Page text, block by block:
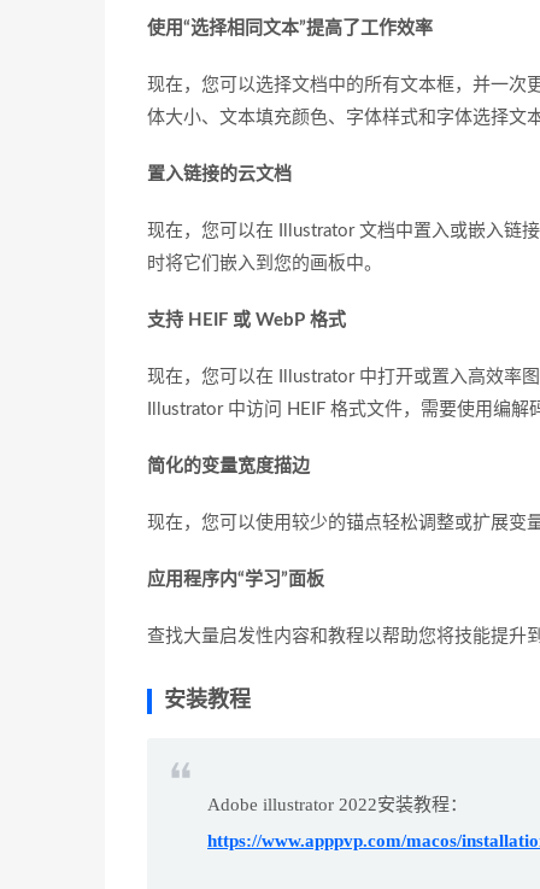
使用“选择相同文本”提高了工作效率
现在，您可以选择文档中的所有文本框，并一次
体大小、文本填充颜色、字体样式和字体选择文
置入链接的云文档
现在，您可以在 Illustrator 文档中置入或嵌入链
时将它们嵌入到您的画板中。
支持 HEIF 或 WebP 格式
现在，您可以在 Illustrator 中打开或置入高效率
Illustrator 中访问 HEIF 格式文件，需要使用编解
简化的变量宽度描边
现在，您可以使用较少的锚点轻松调整或扩展变
应用程序内“学习”面板
查找大量启发性内容和教程以帮助您将技能提升
安装教程
Adobe illustrator 2022安装教程：
https://www.apppvp.com/macos/